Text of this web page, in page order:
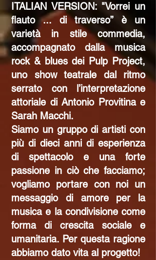
ITALIAN VERSION: "Vorrei un
flauto ... di traverso” è un
varietà in stile commedia,
accompagnato dalla musica
rock & blues dei Pulp Project,
uno show teatrale dal ritmo
serrato con l’interpretazione
attoriale di Antonio Provitina e
Sarah Macchi.
Siamo un gruppo di artisti con
più di dieci anni di esperienza
di spettacolo e una forte
passione in ciò che facciamo;
vogliamo portare con noi un
messaggio di amore per la
musica e la condivisione come
forma di crescita sociale e
umanitaria. Per questa ragione
abbiamo dato vita al progetto!